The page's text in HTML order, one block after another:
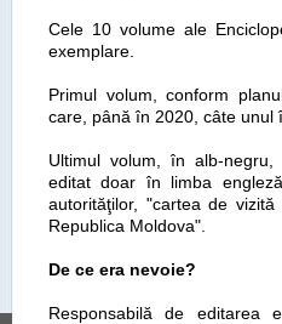
Cele 10 volume ale
exemplare.
Primul volum, conform
care, până în 2020, câte unul
Ultimul volum, în alb-
editat doar în limba
autorităţilor, "cartea de
Republica Moldova".
De ce era nevoie?
Responsabilă de editarea